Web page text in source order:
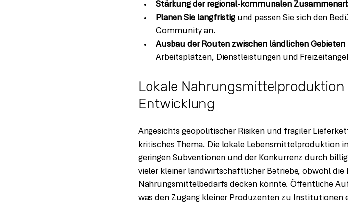
Stärkung der regional-kommunalen
Planen Sie langfristig und passen Sie sich den
Community an.
Ausbau der Routen zwischen ländlichen
Arbeitsplätzen, Dienstleistungen und
Lokale
Entwicklung
Angesichts geopolitischer Risiken und fragiler
kritisches Thema. Die lokale Lebensmittelproduktion
geringen Subventionen und der Konkurrenz durch
vieler kleiner landwirtschaftlicher Betriebe, obwohl die
Nahrungsmittelbedarfs decken könnte. Öffentliche
was den Zugang kleiner Produzenten zu Institutionen